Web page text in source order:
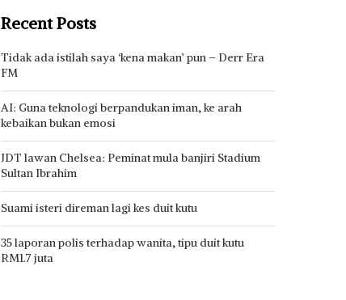
Recent Posts
Tidak ada istilah saya ‘kena makan’ pun – Derr Era
FM
AI: Guna teknologi berpandukan iman, ke arah
kebaikan bukan emosi
JDT lawan Chelsea: Peminat mula banjiri Stadium
Sultan Ibrahim
Suami isteri direman lagi kes duit kutu
35 laporan polis terhadap wanita, tipu duit kutu
RM1.7 juta